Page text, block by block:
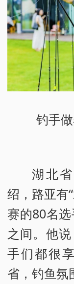
钓手
湖北
绍，路亚有
赛的80名
之间。他
手们都很
省，钓鱼氛